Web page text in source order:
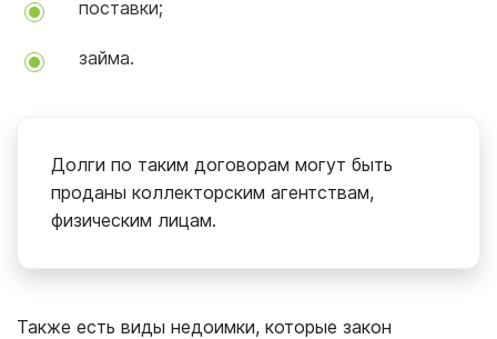
поставки;
займа.
Долги по таким договорам могут быть
проданы коллекторским агентствам,
физическим лицам.
Также есть виды недоимки, которые закон